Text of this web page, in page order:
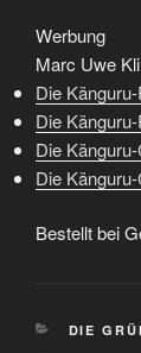
Werbung
Marc Uwe
Die
Die
Die
Die
Bestellt bei
DIE